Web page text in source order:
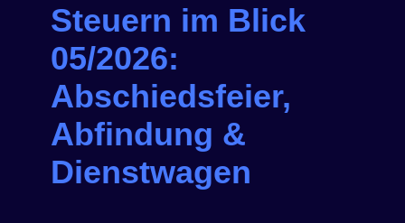
Steuern im Blick
05/2026:
Abschiedsfeier,
Abfindung &
Dienstwagen